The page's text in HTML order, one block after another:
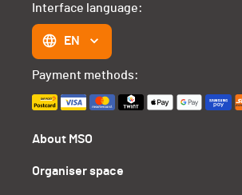
About MSO
Organiser space
Interface language:
EN
Payment methods: